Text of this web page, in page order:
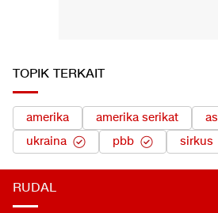
TOPIK TERKAIT
amerika amerika serikat as
ukraina
pbb sirkus
RUDAL